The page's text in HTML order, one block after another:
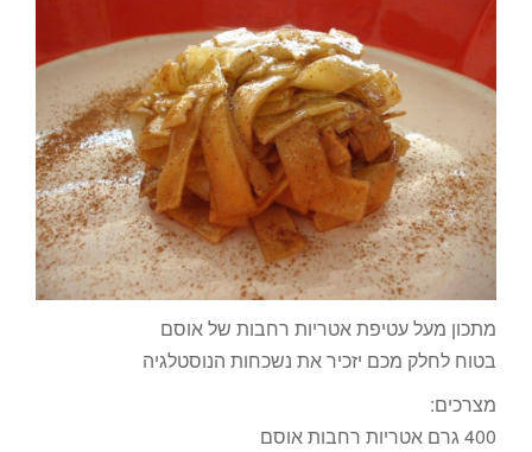
מתכון מעל עטיפת אטריות רחבות של אוסם
בטוח לחלק מכם יזכיר את נשכחות הנוסטלגיה
מצרכים:
400 גרם אטריות רחבות אוסם